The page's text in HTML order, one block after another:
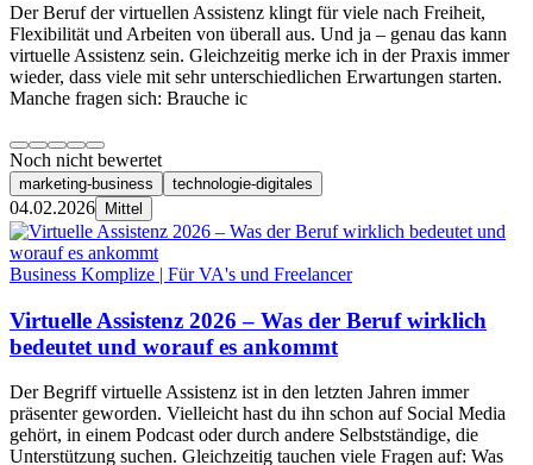
Der Beruf der virtuellen Assistenz klingt für viele nach Freiheit,
Flexibilität und Arbeiten von überall aus. Und ja – genau das kann
virtuelle Assistenz sein. Gleichzeitig merke ich in der Praxis immer
wieder, dass viele mit sehr unterschiedlichen Erwartungen starten.
Manche fragen sich: Brauche ic
Noch nicht bewertet
marketing-business technologie-digitales
04.02.2026 Mittel
Business Komplize | Für VA's und Freelancer
Virtuelle Assistenz 2026 – Was der Beruf wirklich
bedeutet und worauf es ankommt
Der Begriff virtuelle Assistenz ist in den letzten Jahren immer
präsenter geworden. Vielleicht hast du ihn schon auf Social Media
gehört, in einem Podcast oder durch andere Selbstständige, die
Unterstützung suchen. Gleichzeitig tauchen viele Fragen auf: Was